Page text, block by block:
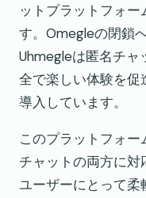
ットプラットフォ
す。Omegleの閉鎖
Uhmegleは匿名チャ
全で楽しい体験を促
導入しています。
このプラットフォー
チャットの両方に
ユーザーにとって柔